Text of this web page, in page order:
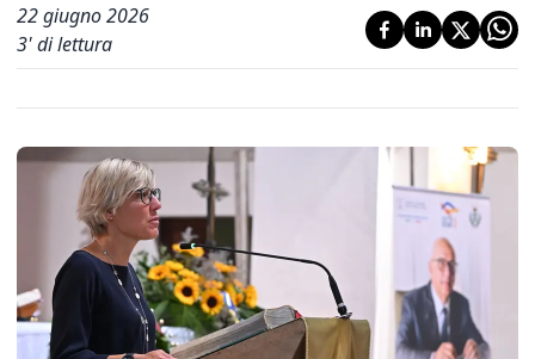
22 giugno 2026
3' di lettura